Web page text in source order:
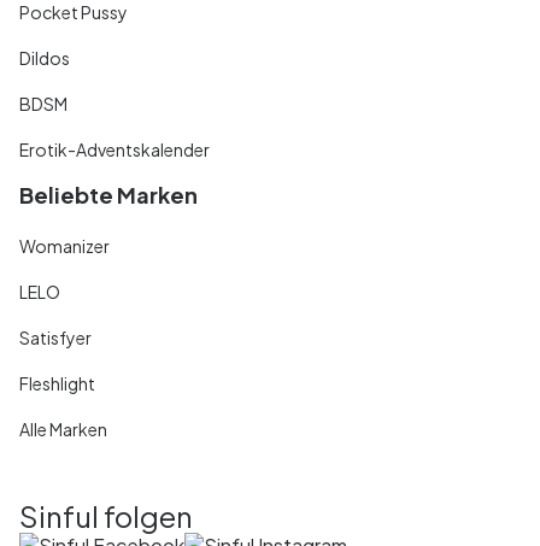
Pocket Pussy
Dildos
BDSM
Erotik-Adventskalender
Beliebte Marken
Womanizer
LELO
Satisfyer
Fleshlight
Alle Marken
Sinful folgen